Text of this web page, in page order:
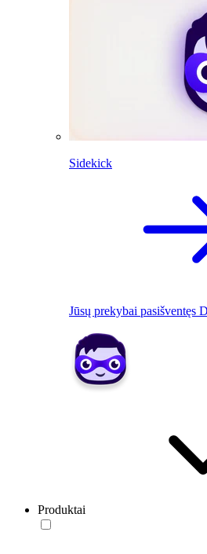
Sidekick
Jūsų prekybai pasišventęs
Produktai